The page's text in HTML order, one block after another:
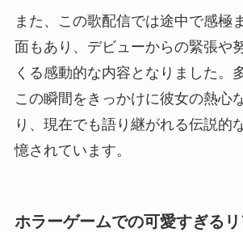
また、この歌配信では途中で感極
面もあり、デビューからの緊張や
くる感動的な内容となりました。
この瞬間をきっかけに彼女の熱心
り、現在でも語り継がれる伝説的
憶されています。
ホラーゲームでの可愛すぎる